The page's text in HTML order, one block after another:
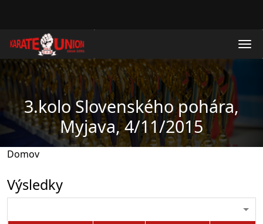
3.kolo Slovenského pohára,
Myjava, 4/11/2015
Domov
Výsledky